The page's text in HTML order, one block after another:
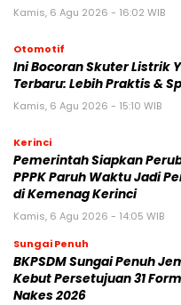
Kamis, 6 Agu 2026 - 16:02 WIB
Otomotif
Ini Bocoran Skuter Listrik
Terbaru: Lebih Praktis &
Kamis, 6 Agu 2026 - 15:10 WIB
Kerinci
Pemerintah Siapkan
PPPK Paruh Waktu Jadi
di Kemenag Kerinci
Kamis, 6 Agu 2026 - 14:05 WIB
Sungai Penuh
BKPSDM Sungai Penuh
Kebut Persetujuan 31
Nakes 2026